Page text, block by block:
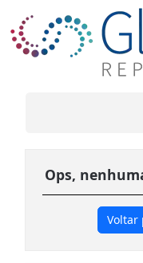
Ops,
Voltar